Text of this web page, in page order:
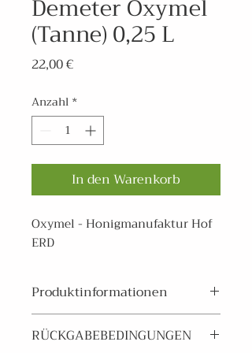
Demeter Oxymel
(Tanne) 0,25 L
22,00 €Preis
Anzahl *
In den Warenkorb
Oxymel - Honigmanufaktur Hof
ERD
Produktinformationen
Honig, Apfelessig, Kräuter
RÜCKGABEBEDINGUNGEN